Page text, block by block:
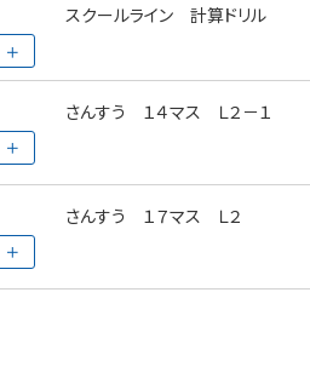
スクールライン 計算ドリル
さんすう １４マス Ｌ２－１
さんすう １７マス Ｌ２